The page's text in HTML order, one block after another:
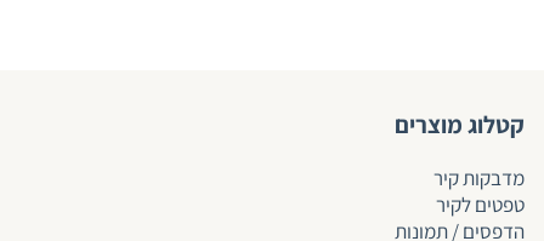
קטלוג מוצרים
מדבקות קיר
טפטים לקיר
הדפסים / תמונות